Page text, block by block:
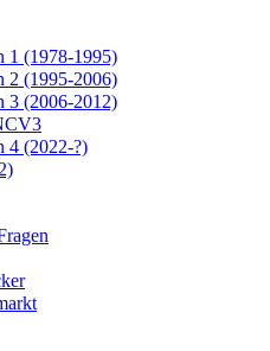
1 (1978-1995)
2 (1995-2006)
3 (2006-2012)
4 (2022-?)